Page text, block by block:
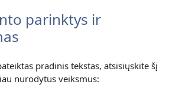
parinktys ir
pradinis tekstas, atsisiųskite šį
nurodytus veiksmus: